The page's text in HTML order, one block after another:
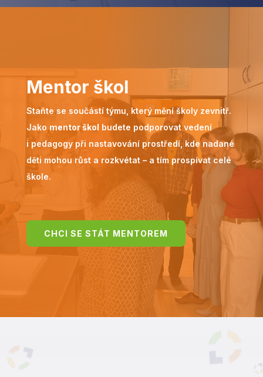
Mentor škol
Staňte se součástí týmu, který mění školy zevnitř.
Jako mentor škol budete podporovat vedení
i pedagogy při nastavování prostředí, kde nadané
děti mohou růst a rozkvétat – a tím prospívat celé
škole.
CHCI SE STÁT MENTOREM